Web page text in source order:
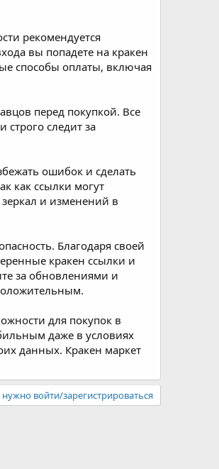
рекомендуется
вы попадете на кракен
способы оплаты, включая
перед покупкой. Все
следит за
ошибок и сделать
как ссылки могут
и изменений в
Благодаря своей
кракен ссылки и
за обновлениями и
для покупок в
даже в условиях
данных. Кракен маркет
нужно войти/зарегистрироваться